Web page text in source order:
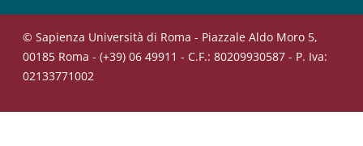
© Sapienza Università di Roma - Piazzale Aldo Moro 5,
00185 Roma - (+39) 06 49911 - C.F.: 80209930587 - P. Iva:
02133771002